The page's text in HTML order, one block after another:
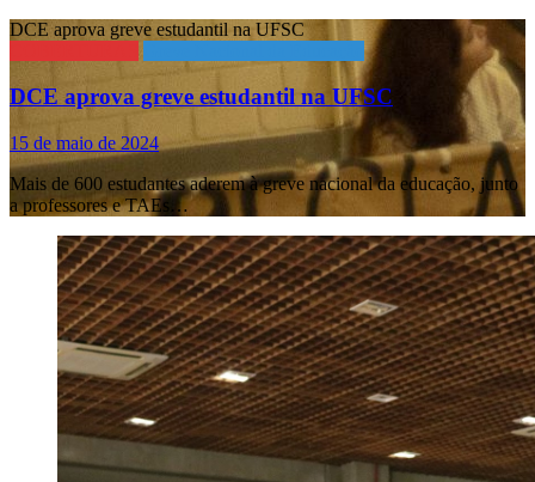
DCE aprova greve estudantil na UFSC
DCE aprova greve estudantil na UFSC
15 de maio de 2024
Mais de 600 estudantes aderem à greve nacional da educação, junto
a professores e TAEs…